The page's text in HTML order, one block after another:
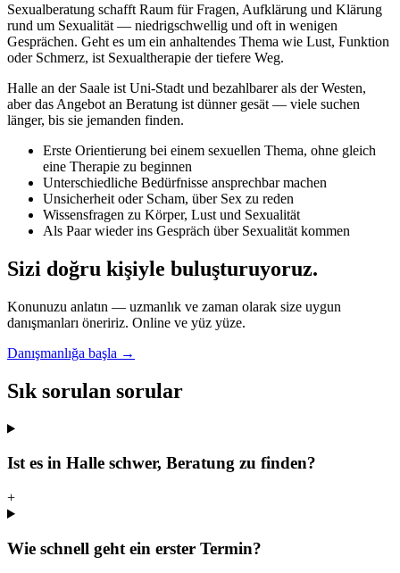
Sexualberatung schafft Raum für Fragen, Aufklärung und Klärung
rund um Sexualität — niedrigschwellig und oft in wenigen
Gesprächen. Geht es um ein anhaltendes Thema wie Lust, Funktion
oder Schmerz, ist Sexualtherapie der tiefere Weg.
Halle an der Saale ist Uni-Stadt und bezahlbarer als der Westen,
aber das Angebot an Beratung ist dünner gesät — viele suchen
länger, bis sie jemanden finden.
Erste Orientierung bei einem sexuellen Thema, ohne gleich
eine Therapie zu beginnen
Unterschiedliche Bedürfnisse ansprechbar machen
Unsicherheit oder Scham, über Sex zu reden
Wissensfragen zu Körper, Lust und Sexualität
Als Paar wieder ins Gespräch über Sexualität kommen
Sizi doğru kişiyle buluşturuyoruz.
Konunuzu anlatın — uzmanlık ve zaman olarak size uygun
danışmanları öneririz. Online ve yüz yüze.
Danışmanlığa başla →
Sık sorulan sorular
Ist es in Halle schwer, Beratung zu finden?
+
Wie schnell geht ein erster Termin?